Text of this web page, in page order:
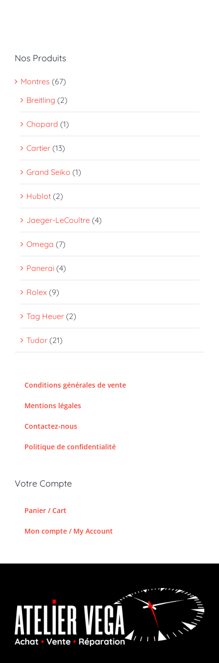
Nos Produits
Montres (67)
Breitling (2)
Chopard (1)
Cartier (13)
Grand Seiko (1)
Hublot (2)
Jaeger-LeCoultre (4)
Omega (7)
Panerai (4)
Rolex (9)
Tag Heuer (2)
Tudor (21)
Conditions générales de vente
Mentions légales
Contactez-nous
Politique de confidentialité
Votre Compte
Panier / Cart
Mon compte / My Account